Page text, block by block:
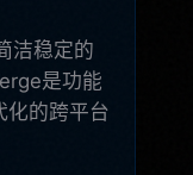
洁稳定的
是功能
化的跨平台